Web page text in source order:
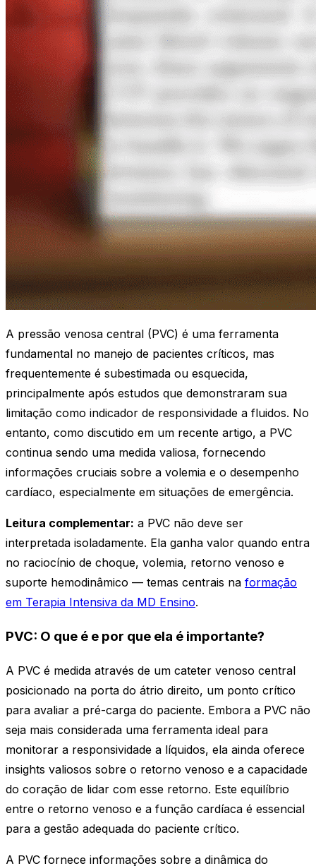
A pressão venosa central (PVC) é uma ferramenta
fundamental no manejo de pacientes críticos, mas
frequentemente é subestimada ou esquecida,
principalmente após estudos que demonstraram sua
limitação como indicador de responsividade a fluidos. No
entanto, como discutido em um recente artigo, a PVC
continua sendo uma medida valiosa, fornecendo
informações cruciais sobre a volemia e o desempenho
cardíaco, especialmente em situações de emergência.
Leitura complementar: a PVC não deve ser
interpretada isoladamente. Ela ganha valor quando entra
no raciocínio de choque, volemia, retorno venoso e
suporte hemodinâmico — temas centrais na formação
em Terapia Intensiva da MD Ensino.
PVC: O que é e por que ela é importante?
A PVC é medida através de um cateter venoso central
posicionado na porta do átrio direito, um ponto crítico
para avaliar a pré-carga do paciente. Embora a PVC não
seja mais considerada uma ferramenta ideal para
monitorar a responsividade a líquidos, ela ainda oferece
insights valiosos sobre o retorno venoso e a capacidade
do coração de lidar com esse retorno. Este equilíbrio
entre o retorno venoso e a função cardíaca é essencial
para a gestão adequada do paciente crítico.
A PVC fornece informações sobre a dinâmica do